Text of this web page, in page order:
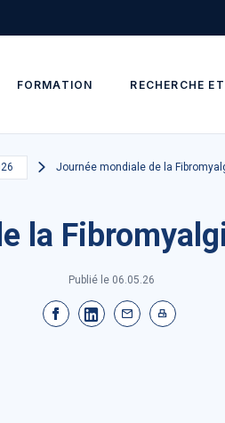
FORMATION RECHERCHE
Journée mondiale de la
la
Publié le 06.05.26